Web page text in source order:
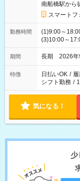
南船橋駅から
スマートフ
勤務時間
(1)9:00～
(3)10:00～
期間 長期 2026年
特徴 日払いOK /
シフト勤務 /
気になる！
少